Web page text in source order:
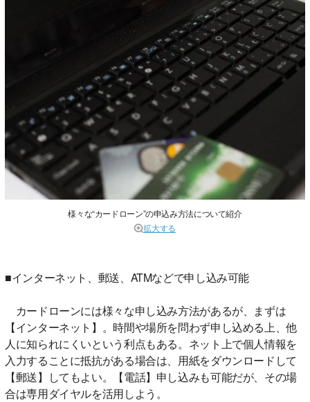
様々な“カードローン”の申込み方法について紹介
拡大する
■インターネット、郵送、ATMなどで申し込み可能
カードローンには様々な申し込み方法があるが、まずは
【インターネット】。時間や場所を問わず申し込める上、他
人に知られにくいという利点もある。ネット上で個人情報を
入力することに抵抗がある場合は、用紙をダウンロードして
【郵送】してもよい。【電話】申し込みも可能だが、その場
合は専用ダイヤルを活用しよう。